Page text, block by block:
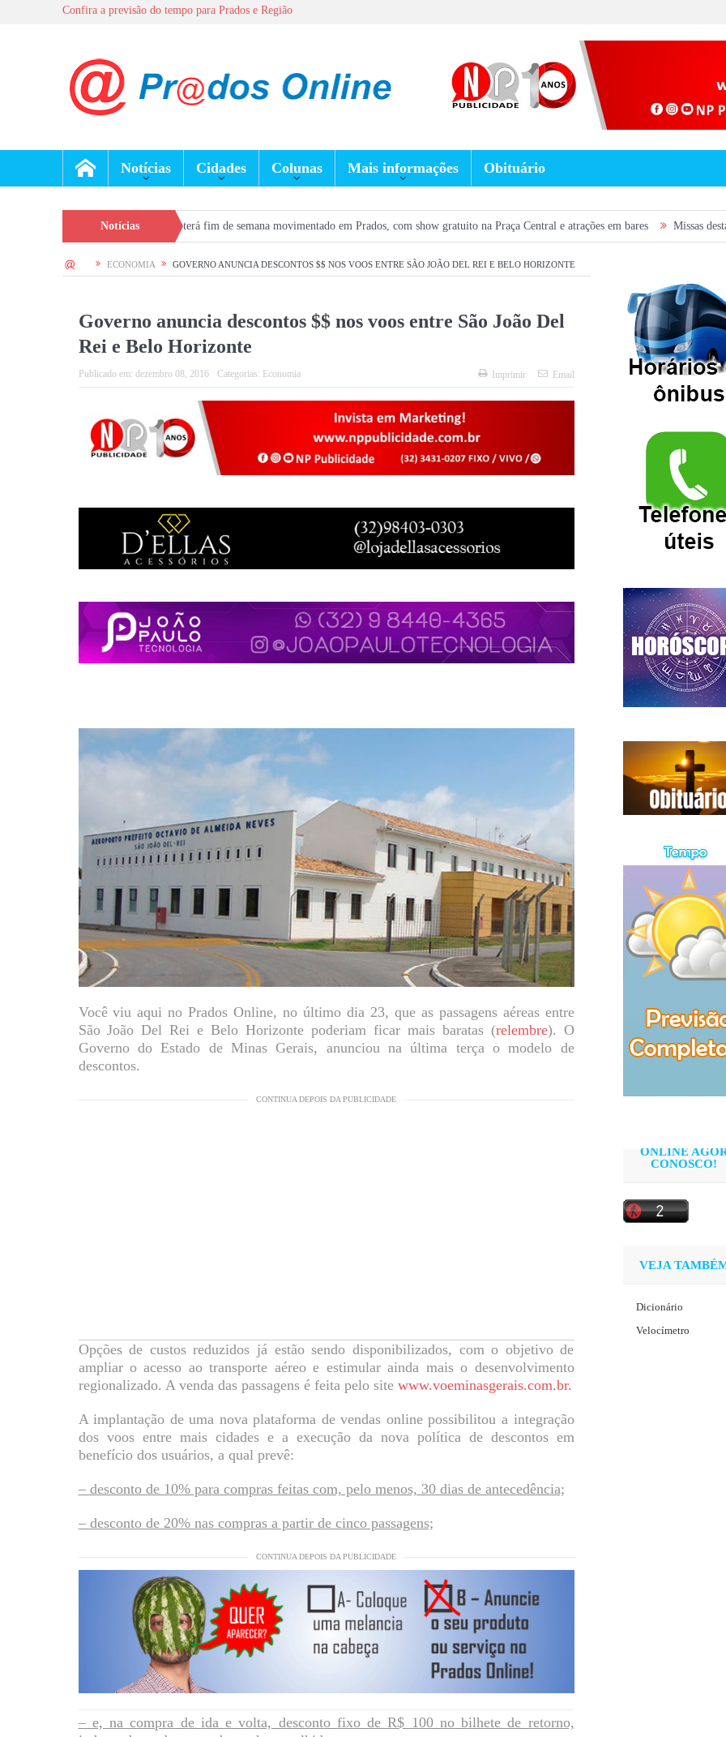
Confira a previsão do tempo para Prados e Região
Notícias Cidades Colunas Mais informações Obituário
Notícias
Dia dos Pais terá fim de semana movimentado em Prados, com show gratuito na Praça Central e atrações em bares Missas desta semana em
HOME ECONOMIA GOVERNO ANUNCIA DESCONTOS $$ NOS VOOS ENTRE SÃO JOÃO DEL REI E BELO HORIZONTE
Governo anuncia descontos $$ nos voos entre São João Del
Rei e Belo Horizonte
Publicado em: dezembro 08, 2016 Categorias: Economia Imprimir Email
Você viu aqui no Prados Online, no último dia 23, que as passagens aéreas entre
São João Del Rei e Belo Horizonte poderiam ficar mais baratas (relembre). O
Governo do Estado de Minas Gerais, anunciou na última terça o modelo de
descontos.
CONTINUA DEPOIS DA PUBLICIDADE
Opções de custos reduzidos já estão sendo disponibilizados, com o objetivo de
ampliar o acesso ao transporte aéreo e estimular ainda mais o desenvolvimento
regionalizado. A venda das passagens é feita pelo site www.voeminasgerais.com.br.
A implantação de uma nova plataforma de vendas online possibilitou a integração
dos voos entre mais cidades e a execução da nova política de descontos em
benefício dos usuários, a qual prevê:
– desconto de 10% para compras feitas com, pelo menos, 30 dias de antecedência;
– desconto de 20% nas compras a partir de cinco passagens;
CONTINUA DEPOIS DA PUBLICIDADE
– e, na compra de ida e volta, desconto fixo de R$ 100 no bilhete de retorno,
ONLINE
CONOSCO!
VEJA
Dicionário
Velocímetro